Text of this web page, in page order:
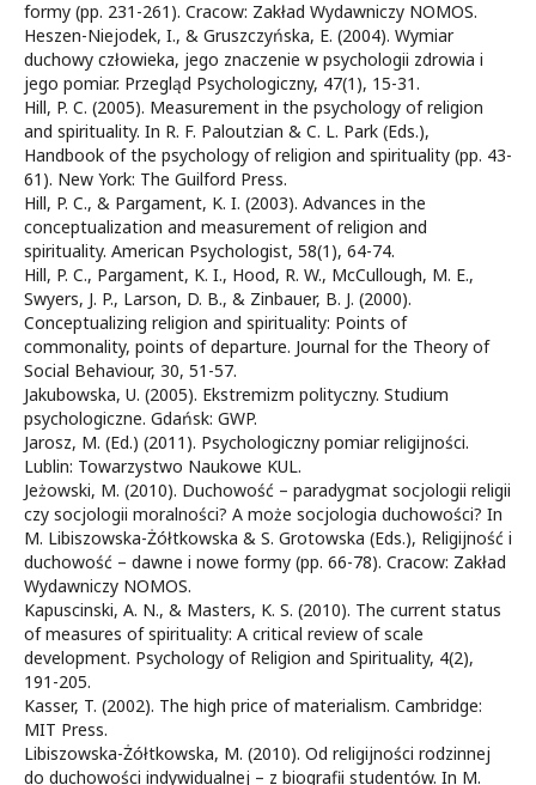
formy (pp. 231-261). Cracow: Zakład Wydawniczy NOMOS.
Heszen-Niejodek, I., & Gruszczyńska, E. (2004). Wymiar
duchowy człowieka, jego znaczenie w psychologii zdrowia i
jego pomiar. Przegląd Psychologiczny, 47(1), 15-31.
Hill, P. C. (2005). Measurement in the psychology of religion
and spirituality. In R. F. Paloutzian & C. L. Park (Eds.),
Handbook of the psychology of religion and spirituality (pp. 43-
61). New York: The Guilford Press.
Hill, P. C., & Pargament, K. I. (2003). Advances in the
conceptualization and measurement of religion and
spirituality. American Psychologist, 58(1), 64-74.
Hill, P. C., Pargament, K. I., Hood, R. W., McCullough, M. E.,
Swyers, J. P., Larson, D. B., & Zinbauer, B. J. (2000).
Conceptualizing religion and spirituality: Points of
commonality, points of departure. Journal for the Theory of
Social Behaviour, 30, 51-57.
Jakubowska, U. (2005). Ekstremizm polityczny. Studium
psychologiczne. Gdańsk: GWP.
Jarosz, M. (Ed.) (2011). Psychologiczny pomiar religijności.
Lublin: Towarzystwo Naukowe KUL.
Jeżowski, M. (2010). Duchowość – paradygmat socjologii religii
czy socjologii moralności? A może socjologia duchowości? In
M. Libiszowska-Żółtkowska & S. Grotowska (Eds.), Religijność i
duchowość – dawne i nowe formy (pp. 66-78). Cracow: Zakład
Wydawniczy NOMOS.
Kapuscinski, A. N., & Masters, K. S. (2010). The current status
of measures of spirituality: A critical review of scale
development. Psychology of Religion and Spirituality, 4(2),
191-205.
Kasser, T. (2002). The high price of materialism. Cambridge:
MIT Press.
Libiszowska-Żółtkowska, M. (2010). Od religijności rodzinnej
do duchowości indywidualnej – z biografii studentów. In M.